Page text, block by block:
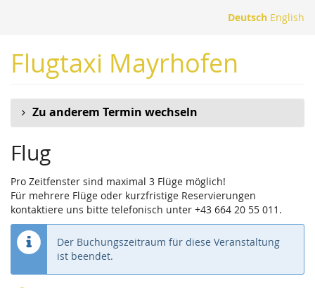
springen
Deutsch English
Flugtaxi Mayrhofen
Zu anderem Termin wechseln
Flug
Pro Zeitfenster sind maximal 3 Flüge möglich!
Für mehrere Flüge oder kurzfristige Reservierungen
kontaktiere uns bitte telefonisch unter +43 664 20 55 011.
Der Buchungszeitraum für diese Veranstaltung
ist beendet.